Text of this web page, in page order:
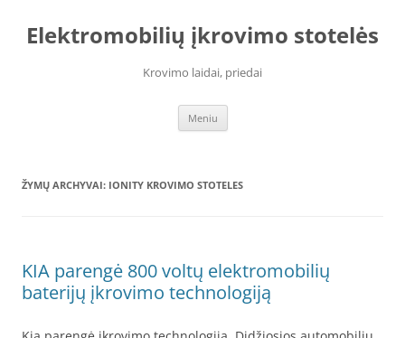
Elektromobilių įkrovimo stotelės
Krovimo laidai, priedai
Meniu Pereiti
turinio
ŽYMŲ ARCHYVAI: IONITY KROVIMO STOTELES
KIA parengė 800 voltų elektromobilių
baterijų įkrovimo technologiją